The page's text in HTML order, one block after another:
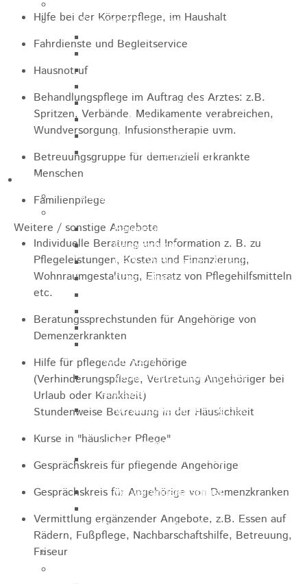
Steuern & Gebühren
Wasserverbrauchsgebühr
Hundesteuer
Kindergartengebühren
Hallenbenutzungsgebühren
Hallenbad & Freibad
Verwaltungsgebühren
Politik
Bürgermeister
Bauausschuss
Gemeinderat
GEO - Vertreter im Aufsichtsrat
Ortschaftsrat
Stiftungsrat "Stiftung Heubach"
Umlegungsausschuss
Verbandsversammlung der VG
Rosenstein
Verbandsversammlung des
Abwasserzweckverband Lauter-Rems
Verbandsversammlung des
Landeswasserversorgung
Verbandsversammlung Zweckverband
"Gewerbeverband Rosenstein"
Verwaltungsausschuss
Rosenstein" - Verwaltungsrat
Hilfe bei der Körperpflege, im Haushalt
Fahrdienste und Begleitservice
Hausnotruf
Behandlungspflege im Auftrag des Arztes: z.B.
Spritzen, Verbände, Medikamente verabreichen,
Wundversorgung, Infusionstherapie uvm.
Betreuungsgruppe für demenziell erkrankte
Menschen
Familienpflege
Weitere / sonstige Angebote
Individuelle Beratung und Information z. B. zu
Pflegeleistungen, Kosten und Finanzierung,
Wohnraumgestaltung, Einsatz von Pflegehilfsmitteln
etc.
Beratungssprechstunden für Angehörige von
Demenzerkrankten
Hilfe für pflegende Angehörige
(Verhinderungspflege, Vertretung Angehöriger bei
Urlaub oder Krankheit)
Stundenweise Betreuung in der Häuslichkeit
Kurse in "häuslicher Pflege"
Gesprächskreis für pflegende Angehörige
Gesprächskreis für Angehörige von Demenzkranken
Vermittlung ergänzender Angebote, z.B. Essen auf
Rädern, Fußpflege, Nachbarschaftshilfe, Betreuung,
Friseur